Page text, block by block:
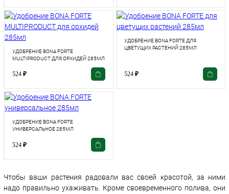
УДОБРЕНИЕ BONA FORTE
MULTIPRODUCT ДЛЯ ОРХИДЕЙ 285МЛ
524 ₽
УДОБРЕНИЕ BONA FORTE ДЛЯ
ЦВЕТУЩИХ РАСТЕНИЙ 285МЛ
524 ₽
УДОБРЕНИЕ BONA FORTE
УНИВЕРСАЛЬНОЕ 285МЛ
524 ₽
Чтобы ваши растения радовали вас своей красотой, за ними
надо правильно ухаживать. Кроме своевременного полива, они